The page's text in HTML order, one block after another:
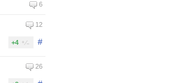
6
12
#
+4
26